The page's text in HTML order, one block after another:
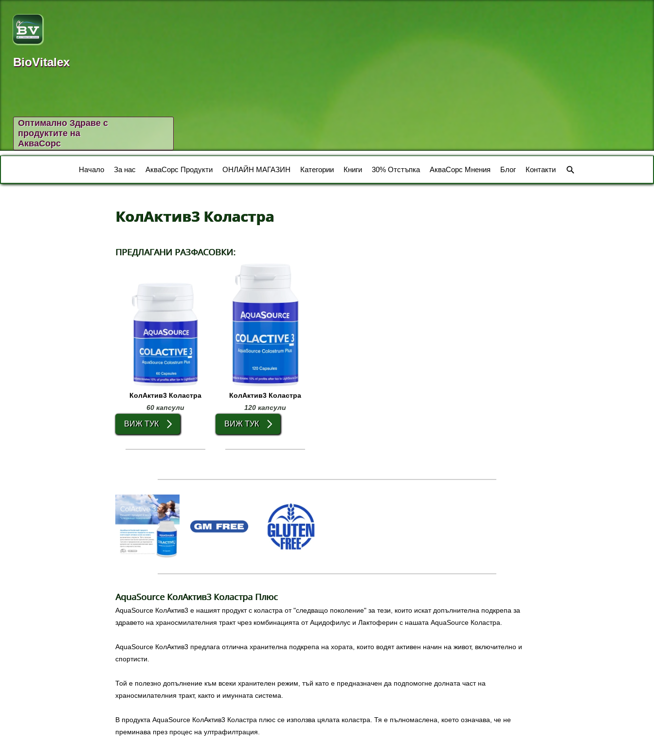
BioVitalex
Оптимално Здраве с
продуктите на
АкваСорс
Начало За нас АкваСорс Продукти ОНЛАЙН МАГАЗИН Категории Книги 30% Отстъпка АкваСорс Мнения Блог Контакти
КолАктив3 Коластра
ПРЕДЛАГАНИ РАЗФАСОВКИ:
КолАктив3 Коластра
60 капсули
ВИЖ ТУК
КолАктив3 Коластра
120 капсули
ВИЖ ТУК
AquaSource КолАктив3 Коластра Плюс
AquaSource КолАктив3 е нашият продукт с коластра от "следващо поколение" за тези, които искат допълнителна подкрепа за
здравето на храносмилателния тракт чрез комбинацията от Ацидофилус и Лактоферин с нашата AquaSource Коластра.
AquaSource КолАктив3 предлага отлична хранителна подкрепа на хората, които водят активен начин на живот, включително и
спортисти.
Той е полезно допълнение към всеки хранителен режим, тъй като е предназначен да подпомогне долната част на
храносмилателния тракт, както и имунната система.
В продукта AquaSource КолАктив3 Коластра плюс се използва цялата коластра. Тя е пълномаслена, което означава, че не
преминава през процес на ултрафилтрация.